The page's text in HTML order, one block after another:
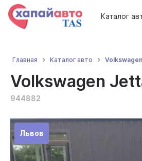
Каталог
Главная Каталог авто
Volkswagen
944882
Львов